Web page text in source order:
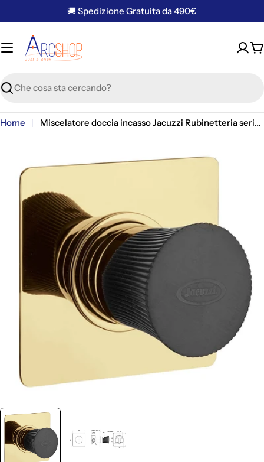
al
contenuto
🚚 Spedizione Gratuita da 490€
Ricerca
Home Miscelatore doccia incasso Jacuzzi Rubinetteria serie Illumina
supporto 0 in modalità modale